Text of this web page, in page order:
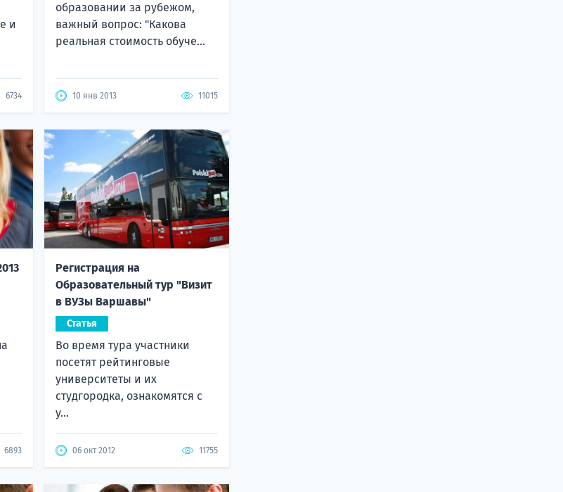
и
6734
образовании за рубежом,
важный вопрос: "Какова
реальная стоимость обуче...
10 янв 2013 11015
6893
Регистрация на
Образовательный тур "Визит
в ВУЗы Варшавы"
Статья
Во время тура участники
посетят рейтинговые
университеты и их
студгородка, ознакомятся с
у...
06 окт 2012 11755